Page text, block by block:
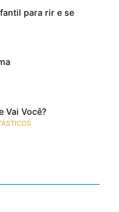
para rir e se
Vai Você?